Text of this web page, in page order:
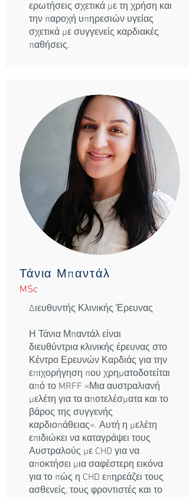
ερωτήσεις σχετικά με τη χρήση και
την παροχή υπηρεσιών υγείας
σχετικά με συγγενείς καρδιακές
παθήσεις.
Τάνια Μπαντάλ
MSc
Διευθυντής Κλινικής Έρευνας
Η Τάνια Μπαντάλ είναι
διευθύντρια κλινικής έρευνας στο
Κέντρο Ερευνών Καρδιάς για την
επιχορήγηση που χρηματοδοτείται
από το MRFF «Μια αυστραλιανή
μελέτη για τα αποτελέσματα και το
βάρος της συγγενής
καρδιοπάθειας». Αυτή η μελέτη
επιδιώκει να καταγράψει τους
Αυστραλούς με CHD για να
αποκτήσει μια σαφέστερη εικόνα
για το πώς η CHD επηρεάζει τους
ασθενείς, τους φροντιστές και το